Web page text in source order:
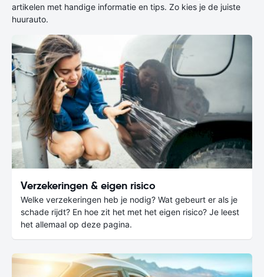
artikelen met handige informatie en tips. Zo kies je de juiste
huurauto.
Verzekeringen & eigen risico
Welke verzekeringen heb je nodig? Wat gebeurt er als je
schade rijdt? En hoe zit het met het eigen risico? Je leest
het allemaal op deze pagina.